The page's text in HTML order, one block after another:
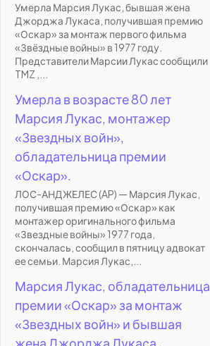
Умерла Марсия Лукас, бывшая жена
Джорджа Лукаса, получившая премию
«Оскар» за монтаж первого фильма
«Звёздные войны» в 1977 году.
Представители Марсии Лукас сообщили
TMZ ,...
Умерла в возрасте 80 лет
Марсия Лукас, монтажер
«Звездных войн»,
обладательница премии
«Оскар».
ЛОС-АНДЖЕЛЕС (AP) — Марсия Лукас,
получившая премию «Оскар» как
монтажер оригинального фильма
«Звездные войны» 1977 года,
скончалась, сообщил в пятницу адвокат
ее семьи. Марсия Лукас,...
Марсия Лукас, обладательница
премии «Оскар» за монтаж
«Звездных войн» и бывшая